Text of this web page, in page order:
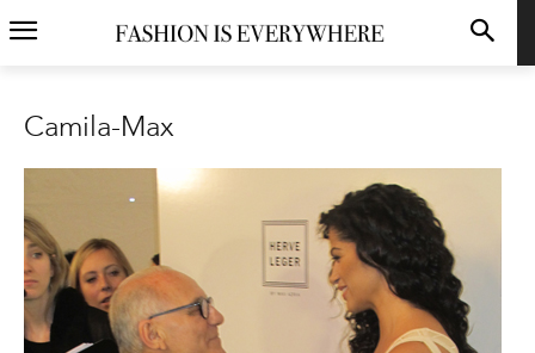
Camila-Max